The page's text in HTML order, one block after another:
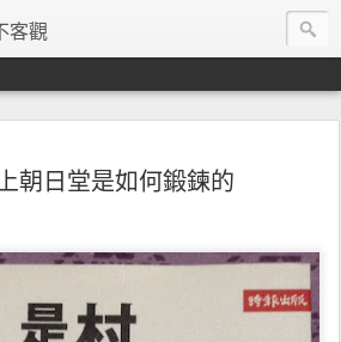
客觀
朝日堂是如何鍛鍊的